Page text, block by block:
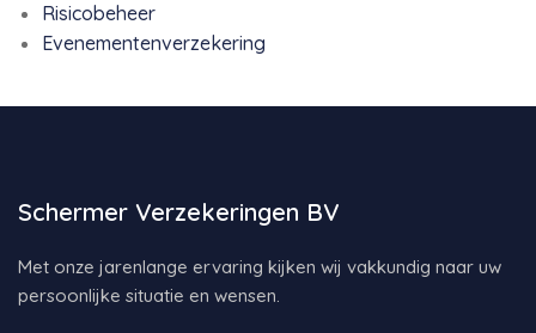
Risicobeheer
Evenementenverzekering
Schermer Verzekeringen BV
Met onze jarenlange ervaring kijken wij vakkundig naar uw
persoonlijke situatie en wensen.